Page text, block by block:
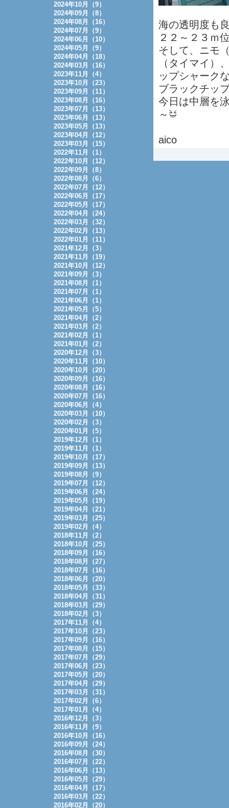
海の透明度も
２２～２３ｍ
そして、ニモ
（タイマイ）
ップシャーク
ブラックチッ
今日は中層を
～
aico
2024年10月（9）
2024年09月（8）
2024年08月（16）
2024年07月（9）
2024年06月（10）
2024年05月（9）
2024年04月（18）
2024年03月（16）
2023年11月（4）
2023年10月（23）
2023年09月（11）
2023年08月（16）
2023年07月（13）
2023年06月（13）
2023年05月（13）
2023年04月（12）
2023年03月（15）
2022年11月（1）
2022年10月（12）
2022年09月（8）
2022年08月（6）
2022年07月（12）
2022年06月（17）
2022年05月（17）
2022年04月（24）
2022年03月（32）
2022年02月（13）
2022年01月（11）
2021年12月（3）
2021年11月（19）
2021年10月（12）
2021年09月（3）
2021年08月（1）
2021年07月（1）
2021年06月（1）
2021年05月（5）
2021年04月（2）
2021年03月（2）
2021年02月（1）
2021年01月（2）
2020年12月（3）
2020年11月（10）
2020年10月（20）
2020年09月（16）
2020年08月（16）
2020年07月（16）
2020年06月（4）
2020年03月（10）
2020年02月（3）
2020年01月（5）
2019年12月（1）
2019年11月（1）
2019年10月（17）
2019年09月（13）
2019年08月（9）
2019年07月（12）
2019年06月（24）
2019年05月（19）
2019年04月（21）
2019年03月（25）
2019年02月（4）
2018年11月（2）
2018年10月（25）
2018年09月（16）
2018年08月（27）
2018年07月（16）
2018年06月（20）
2018年05月（33）
2018年04月（31）
2018年03月（29）
2018年02月（3）
2017年11月（4）
2017年10月（23）
2017年09月（16）
2017年08月（15）
2017年07月（29）
2017年06月（23）
2017年05月（20）
2017年04月（29）
2017年03月（31）
2017年02月（6）
2017年01月（4）
2016年12月（3）
2016年11月（9）
2016年10月（16）
2016年09月（24）
2016年08月（30）
2016年07月（22）
2016年06月（13）
2016年05月（29）
2016年04月（17）
2016年03月（22）
2016年02月（20）